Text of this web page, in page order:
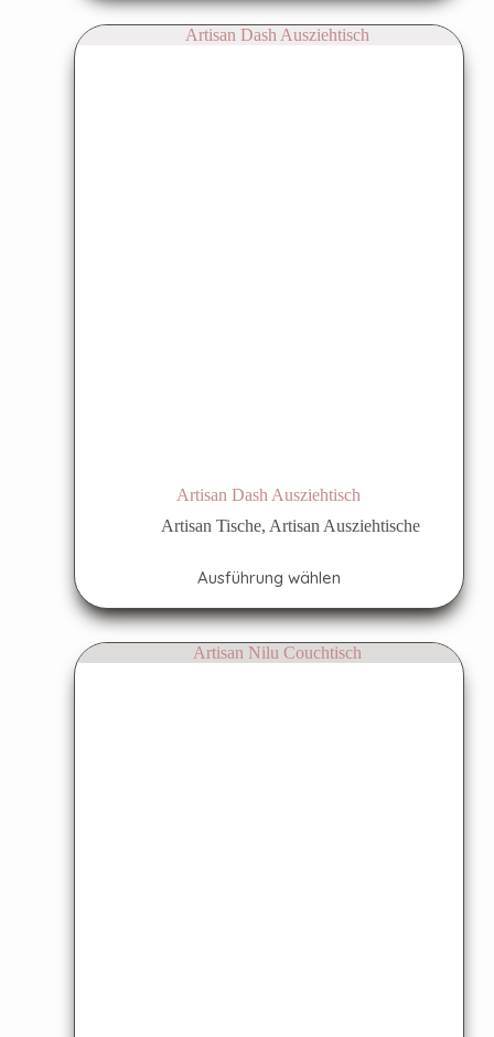
Artisan Dash Ausziehtisch
Artisan Tische, Artisan Ausziehtische
Ausführung wählen